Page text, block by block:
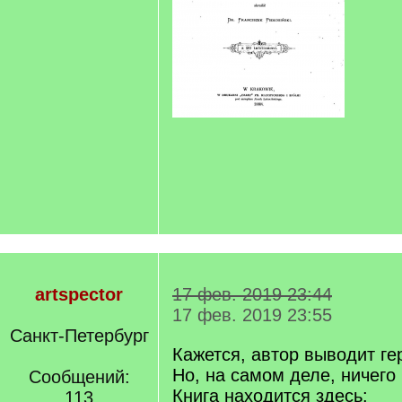
artspector
Санкт-Петербург
Сообщений:
113
17 фев. 2019 23:44
17 фев. 2019 23:55
Кажется, автор выводит
Но, на самом деле,
Книга находится здесь: